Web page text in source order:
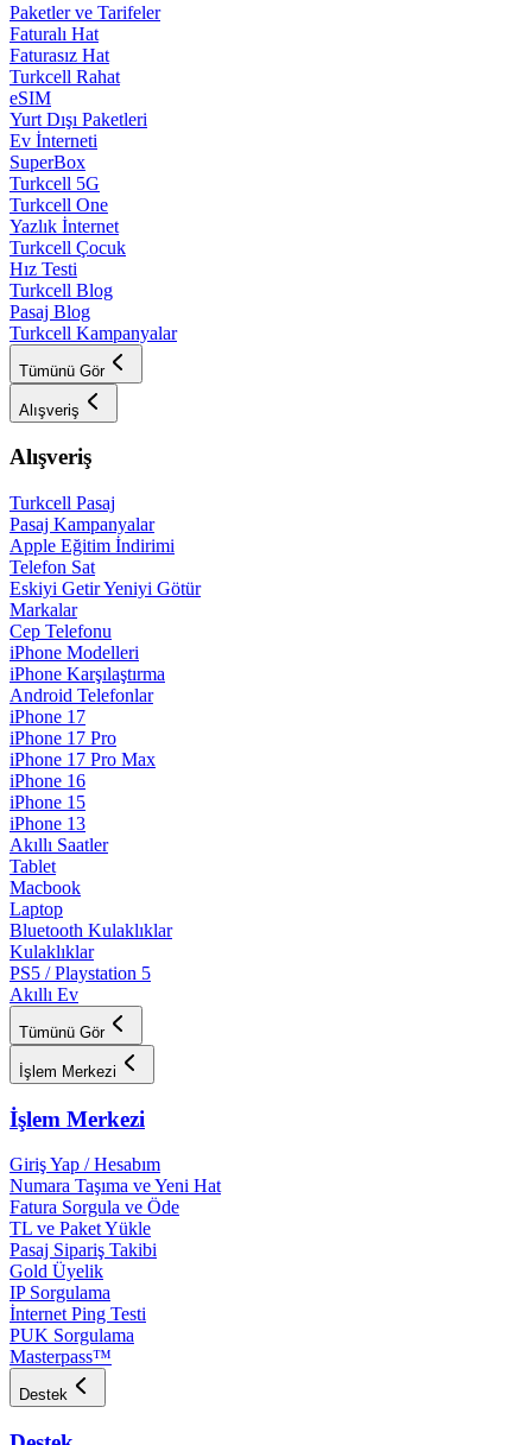
Paketler ve Tarifeler
Faturalı Hat
Faturasız Hat
Turkcell Rahat
eSIM
Yurt Dışı Paketleri
Ev İnterneti
SuperBox
Turkcell 5G
Turkcell One
Yazlık İnternet
Turkcell Çocuk
Hız Testi
Turkcell Blog
Pasaj Blog
Turkcell Kampanyalar
Tümünü Gör
Alışveriş
Alışveriş
Turkcell Pasaj
Pasaj Kampanyalar
Apple Eğitim İndirimi
Telefon Sat
Eskiyi Getir Yeniyi Götür
Markalar
Cep Telefonu
iPhone Modelleri
iPhone Karşılaştırma
Android Telefonlar
iPhone 17
iPhone 17 Pro
iPhone 17 Pro Max
iPhone 16
iPhone 15
iPhone 13
Akıllı Saatler
Tablet
Macbook
Laptop
Bluetooth Kulaklıklar
Kulaklıklar
PS5 / Playstation 5
Akıllı Ev
Tümünü Gör
İşlem Merkezi
İşlem Merkezi
Giriş Yap / Hesabım
Numara Taşıma ve Yeni Hat
Fatura Sorgula ve Öde
TL ve Paket Yükle
Pasaj Sipariş Takibi
Gold Üyelik
IP Sorgulama
İnternet Ping Testi
PUK Sorgulama
Masterpass™
Destek